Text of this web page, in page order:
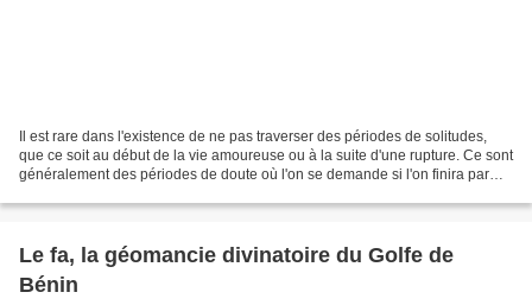
Il est rare dans l'existence de ne pas traverser des périodes de solitudes,
que ce soit au début de la vie amoureuse ou à la suite d'une rupture. Ce sont
généralement des périodes de doute où l'on se demande si l'on finira par
Le fa, la géomancie divinatoire du Golfe de
Bénin